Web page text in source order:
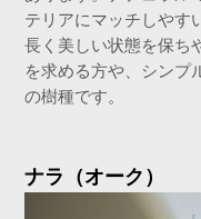
テリアにマッチしやす
長く美しい状態を保ち
を求める方や、シンプ
の樹種です。
ナラ（オーク）